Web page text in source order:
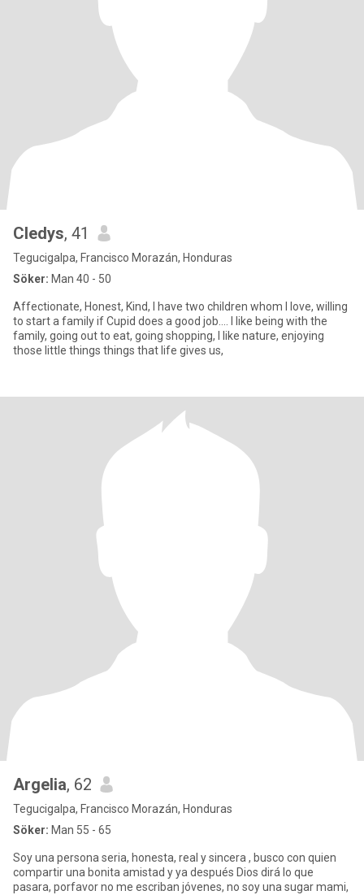
Cledys, 41
Tegucigalpa, Francisco Morazán, Honduras
Söker: Man 40 - 50
Affectionate, Honest, Kind, I have two children whom I love, willing
to start a family if Cupid does a good job.... I like being with the
family, going out to eat, going shopping, I like nature, enjoying
those little things things that life gives us,
Argelia, 62
Tegucigalpa, Francisco Morazán, Honduras
Söker: Man 55 - 65
Soy una persona seria, honesta, real y sincera , busco con quien
compartir una bonita amistad y ya después Dios dirá lo que
pasara, porfavor no me escriban jóvenes, no soy una sugar mami,